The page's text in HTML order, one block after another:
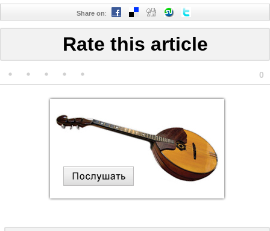
Share on:
Rate this article
0